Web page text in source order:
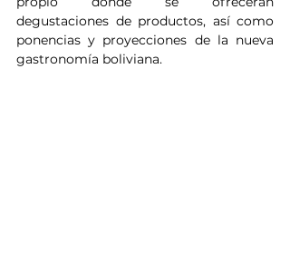
degustaciones de productos, así como
ponencias y proyecciones de la nueva
gastronomía boliviana.